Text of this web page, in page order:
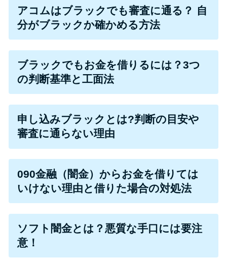
特集ページ
リボ払いをそのまま払いきると
損！
カードローンの見直しで40万円
得した話
最速！最短40分で借りられるカ
特集ページ一覧
種類や特徴で探す
アコムはブラックでも審査に通る？ 自
分がブラックか確かめる方法
ブラックでもお金を借りるには？3つ
の判断基準と工面法
申し込みブラックとは?判断の目安や
審査に通らない理由
090金融（闇金）からお金を借りては
いけない理由と借りた場合の対処法
ソフト闇金とは？悪質な手口には要注
意！